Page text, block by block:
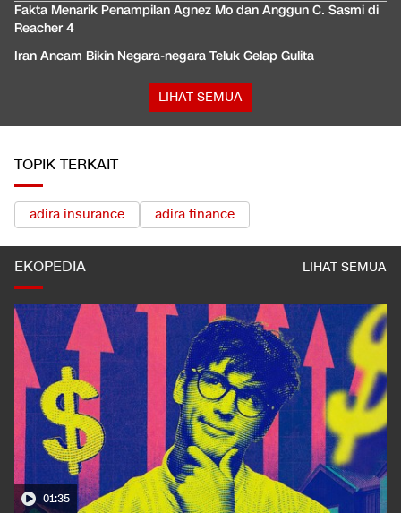
Fakta Menarik Penampilan Agnez Mo dan Anggun C. Sasmi di
Reacher 4
Iran Ancam Bikin Negara-negara Teluk Gelap Gulita
LIHAT SEMUA
TOPIK TERKAIT
adira insurance adira finance
EKOPEDIA LIHAT SEMUA
01:35